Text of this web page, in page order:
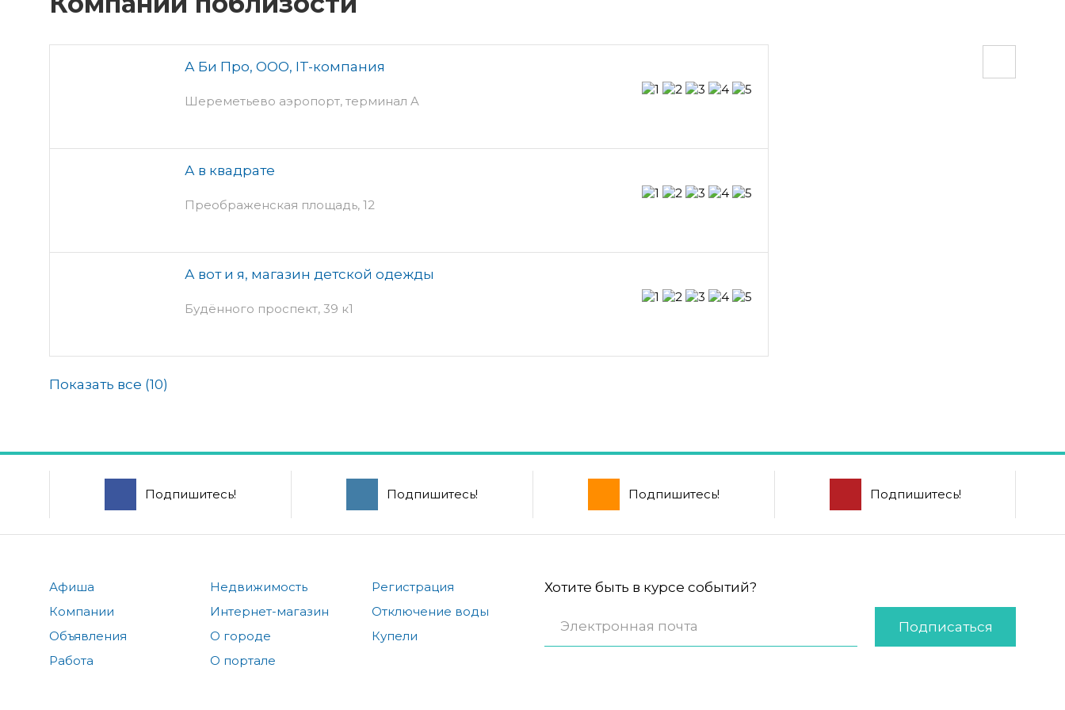
А Би Про, ООО, IT-компания
Шереметьево аэропорт, терминал A
А в квадрате
Преображенская площадь, 12
А вот и я, магазин детской одежды
Будённого проспект, 39 к1
Показать все (10)
Подпишитесь! Подпишитесь! Подпишитесь! Подпишитесь!
Афиша
Компании
Объявления
Работа
Недвижимость
Интернет-магазин
О городе
О портале
Регистрация
Отключение воды
Купели
Хотите быть в курсе событий?
Подписаться